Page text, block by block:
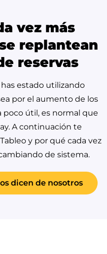
vez más
replantean
reservas
estado utilizando
por el aumento de los
poco útil, es normal que
A continuación te
y por qué cada vez
de sistema.
dicen de nosotros